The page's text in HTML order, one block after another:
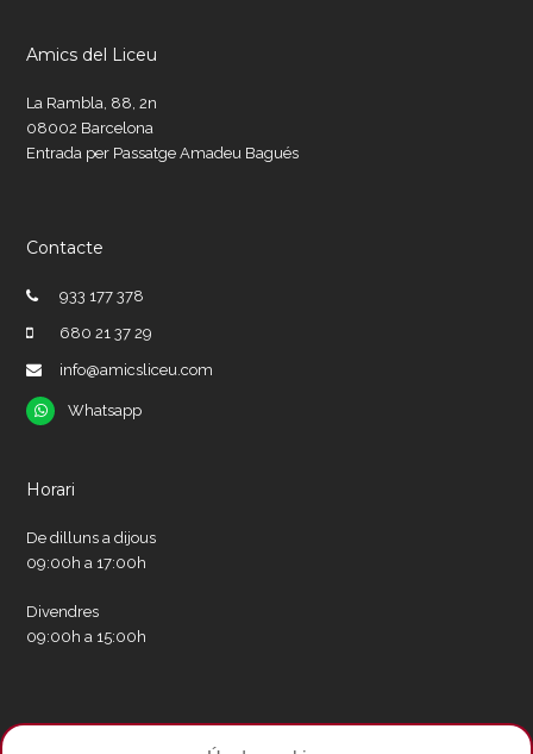
Amics del Liceu
La Rambla, 88, 2n
08002 Barcelona
Entrada per Passatge Amadeu Bagués
Contacte
933 177 378
680 21 37 29
info@amicsliceu.com
Whatsapp
Whatsapp
Horari
De dilluns a dijous
09:00h a 17:00h
Divendres
09:00h a 15:00h
Xarxes socials